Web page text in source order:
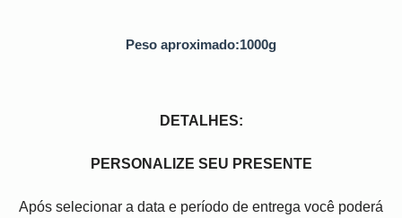
Peso aproximado:1000g
DETALHES:
PERSONALIZE SEU PRESENTE
Após selecionar a data e período de entrega você poder